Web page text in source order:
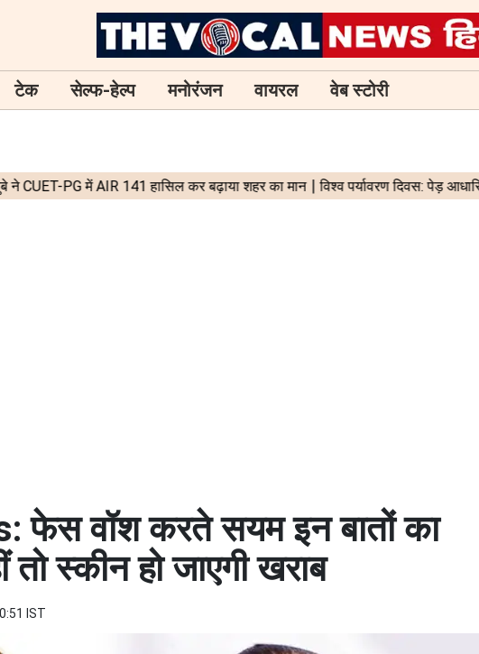
टेक सेल्फ-हेल्प मनोरंजन वायरल वेब स्टोरी
फेस वॉश करते सयम इन बातों का
स्कीन हो जाएगी खराब
IST